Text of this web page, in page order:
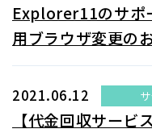
Explorer11のサポ
用ブラウザ変更の
2021.06.12
【代金回収サー